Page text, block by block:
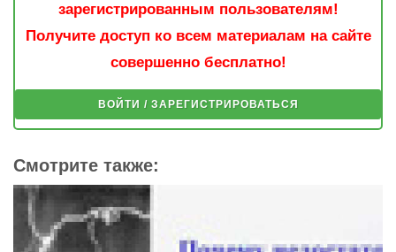
зарегистрированным пользователям!
Получите доступ ко всем материалам на сайте
совершенно бесплатно!
ВОЙТИ / ЗАРЕГИСТРИРОВАТЬСЯ
Смотрите также: